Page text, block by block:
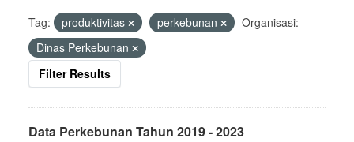
Tag: produktivitas perkebunan
Organisasi:
Dinas Perkebunan
Filter Results
Data Perkebunan Tahun 2019 - 2023